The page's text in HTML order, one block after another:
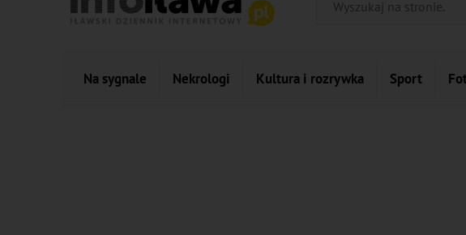
Na sygnale Nekrologi Kultura i rozrywka Sport